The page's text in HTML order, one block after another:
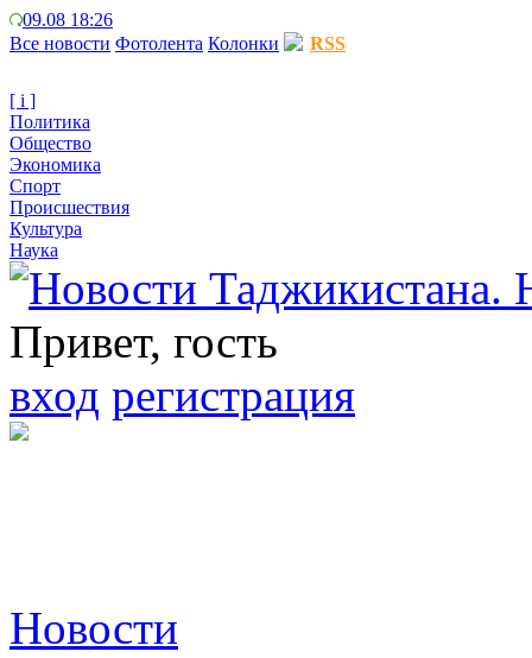
09.08 18:26
Все новости Фотолента Колонки RSS
[ i ]
Политика
Общество
Экономика
Спорт
Происшествия
Культура
Наука
Привет, гость
вход регистрация
Новости